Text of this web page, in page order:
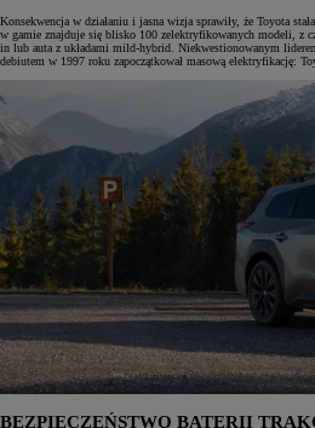
Konsekwencja w działaniu i jasna wizja sprawiły, że Toyota
w gamie znajduje się blisko 100 zelektryfikowanych modeli, z
in lub auta z układami mild-hybrid. Niekwestionowanym
debiutem w 1997 roku zapoczątkował masową elektryfikację:
BEZPIECZEŃSTWO BATERII